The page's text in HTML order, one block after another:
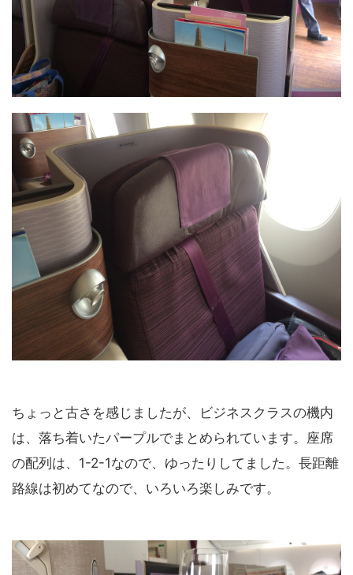
ちょっと古さを感じましたが、ビジネスクラスの機内
は、落ち着いたパープルでまとめられています。座席
の配列は、1-2-1なので、ゆったりしてました。長距離
路線は初めてなので、いろいろ楽しみです。